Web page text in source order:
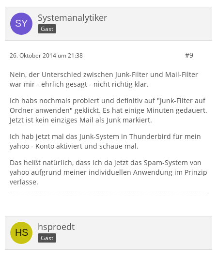
Systemanalytiker
Gast
26. Oktober 2014 um 21:38 #9
Nein, der Unterschied zwischen Junk-Filter und Mail-Filter
war mir - ehrlich gesagt - nicht richtig klar.
Ich habs nochmals probiert und definitiv auf "Junk-Filter auf
Ordner anwenden" geklickt. Es hat einige Minuten gedauert.
Jetzt ist kein einziges Mail als Junk markiert.
Ich hab jetzt mal das Junk-System in Thunderbird für mein
yahoo - Konto aktiviert und schaue mal.
Das heißt natürlich, dass ich da jetzt das Spam-System von
yahoo aufgrund meiner individuellen Anwendung im Prinzip
verlasse.
hsproedt
Gast